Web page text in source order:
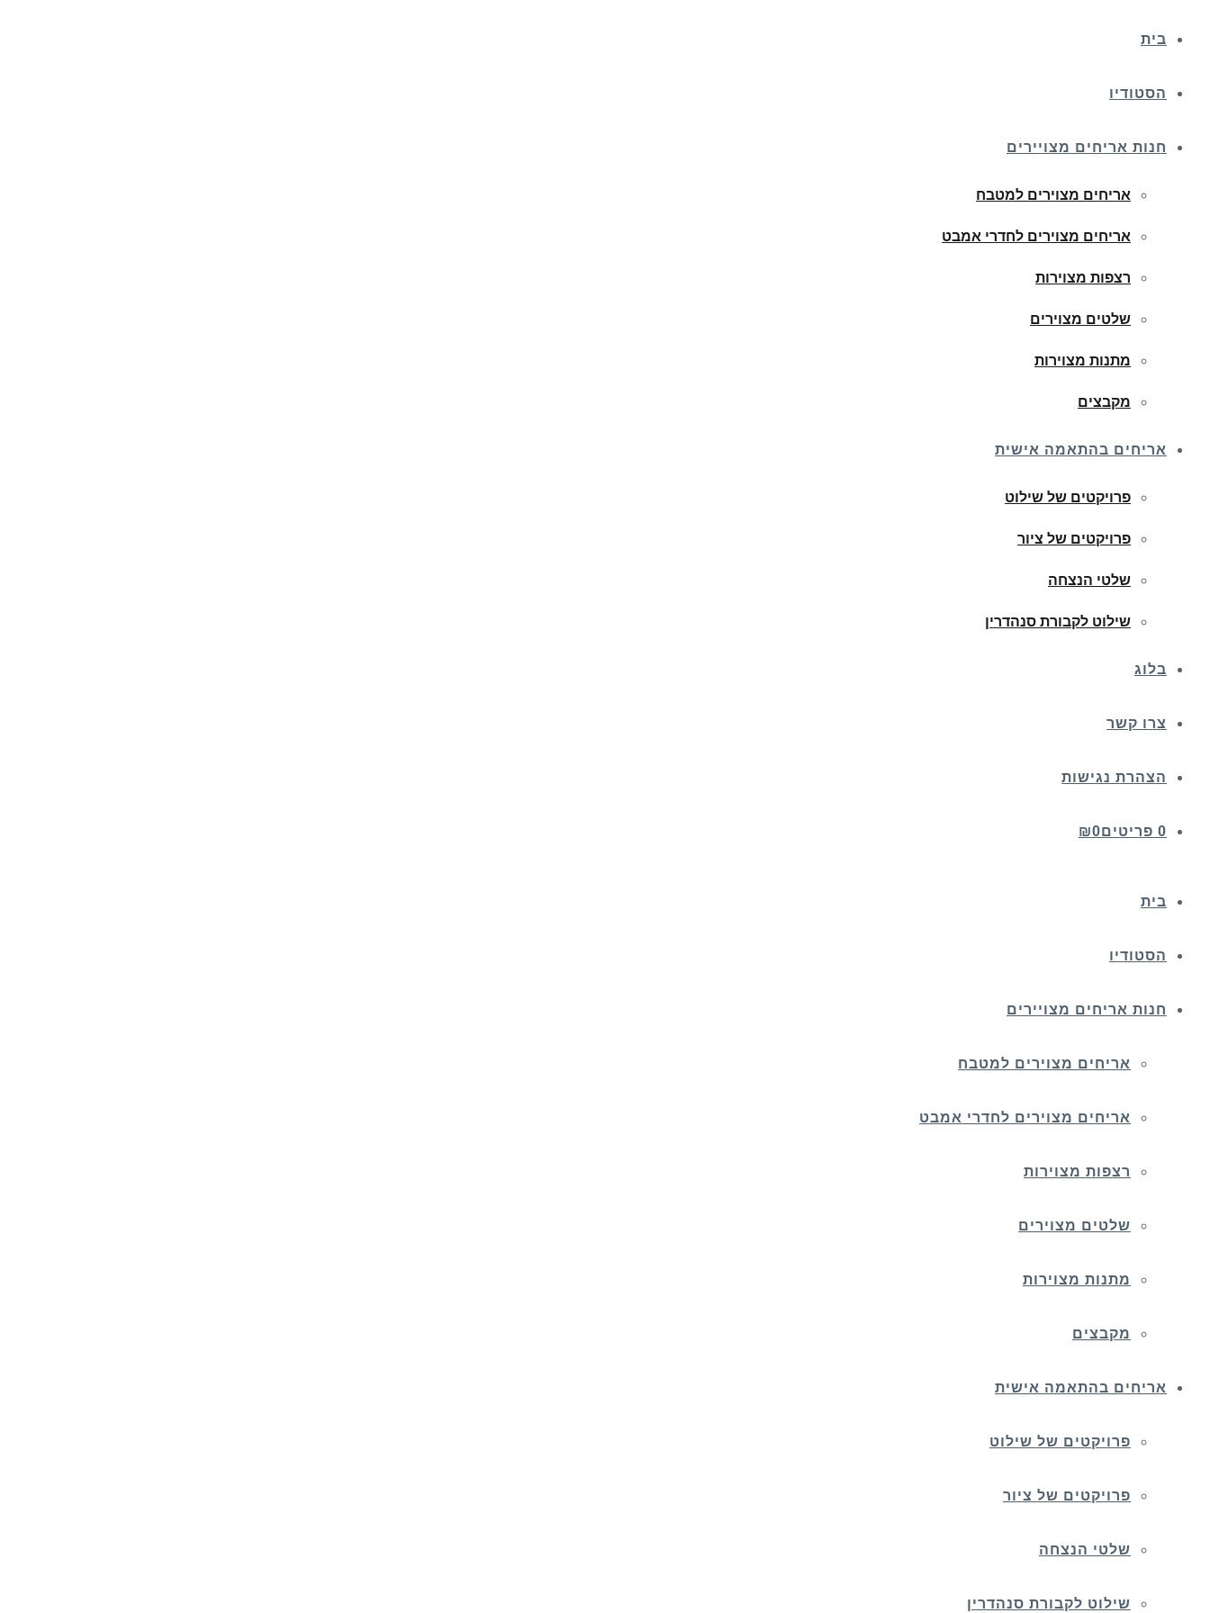
בית
הסטודיו
חנות אריחים מצויירים
אריחים מצוירים למטבח
אריחים מצוירים לחדרי אמבט
רצפות מצוירות
שלטים מצוירים
מתנות מצוירות
מקבצים
אריחים בהתאמה אישית
פרויקטים של שילוט
פרויקטים של ציור
שלטי הנצחה
שילוט לקבורת סנהדרין
בלוג
צרו קשר
הצהרת נגישות
0 פריטים ₪0
בית
הסטודיו
חנות אריחים מצויירים
אריחים מצוירים למטבח
אריחים מצוירים לחדרי אמבט
רצפות מצוירות
שלטים מצוירים
מתנות מצוירות
מקבצים
אריחים בהתאמה אישית
פרויקטים של שילוט
פרויקטים של ציור
שלטי הנצחה
שילוט לקבורת סנהדרין